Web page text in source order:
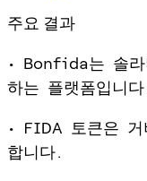
주요 결과
• Bonfida는 솔
하는 플랫폼입니
• FIDA 토큰은 거
합니다.